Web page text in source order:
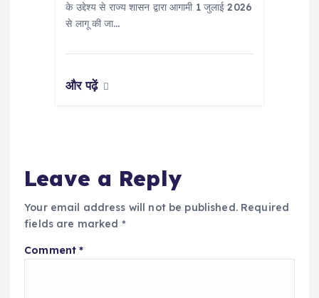
के उद्देश्य से राज्य शासन द्वारा आगामी 1 जुलाई 2026
से लागू की जा…
और पढ़ें
Leave a Reply
Your email address will not be published. Required
fields are marked *
Comment*